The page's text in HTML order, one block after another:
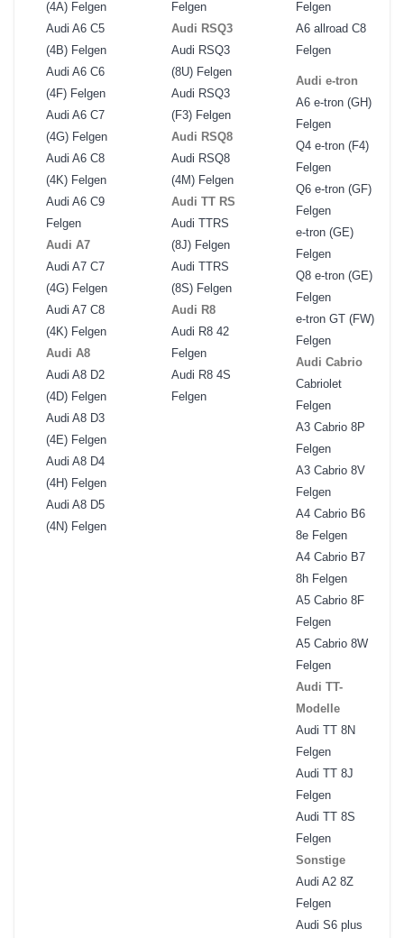
(4A) Felgen
Audi A6 C5
(4B) Felgen
Audi A6 C6
(4F) Felgen
Audi A6 C7
(4G) Felgen
Audi A6 C8
(4K) Felgen
Audi A6 C9
Felgen
Audi A7
Audi A7 C7
(4G) Felgen
Audi A7 C8
(4K) Felgen
Audi A8
Audi A8 D2
(4D) Felgen
Audi A8 D3
(4E) Felgen
Audi A8 D4
(4H) Felgen
Audi A8 D5
(4N) Felgen
Felgen
Audi RSQ3
Audi RSQ3
(8U) Felgen
Audi RSQ3
(F3) Felgen
Audi RSQ8
Audi RSQ8
(4M) Felgen
Audi TT RS
Audi TTRS
(8J) Felgen
Audi TTRS
(8S) Felgen
Audi R8
Audi R8 42
Felgen
Audi R8 4S
Felgen
Felgen
A6 allroad C8
Felgen
Audi e-tron
A6 e-tron (GH)
Felgen
Q4 e-tron (F4)
Felgen
Q6 e-tron (GF)
Felgen
e-tron (GE)
Felgen
Q8 e-tron (GE)
Felgen
e-tron GT (FW)
Felgen
Audi Cabrio
Cabriolet
Felgen
A3 Cabrio 8P
Felgen
A3 Cabrio 8V
Felgen
A4 Cabrio B6
8e Felgen
A4 Cabrio B7
8h Felgen
A5 Cabrio 8F
Felgen
A5 Cabrio 8W
Felgen
Audi TT-
Modelle
Audi TT 8N
Felgen
Audi TT 8J
Felgen
Audi TT 8S
Felgen
Sonstige
Audi A2 8Z
Felgen
Audi S6 plus